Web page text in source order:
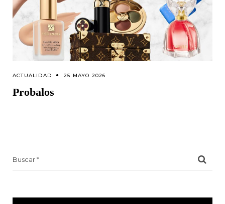
ACTUALIDAD 25 MAYO 2026
Probalos